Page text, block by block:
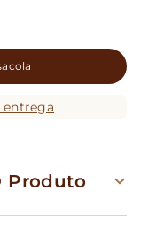
entrega
Produto